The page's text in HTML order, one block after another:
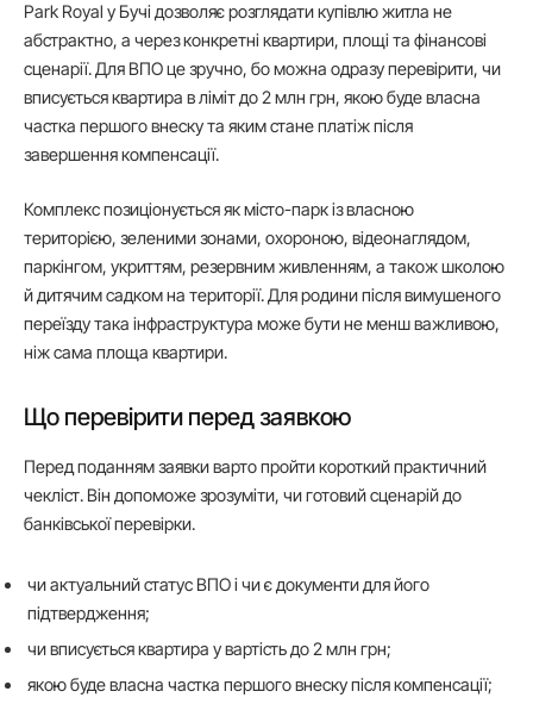
Park Royal у Бучі дозволяє розглядати купівлю житла не
абстрактно, а через конкретні квартири, площі та фінансові
сценарії. Для ВПО це зручно, бо можна одразу перевірити, чи
вписується квартира в ліміт до 2 млн грн, якою буде власна
частка першого внеску та яким стане платіж після
завершення компенсації.
Комплекс позиціонується як місто-парк із власною
територією, зеленими зонами, охороною, відеонаглядом,
паркінгом, укриттям, резервним живленням, а також школою
й дитячим садком на території. Для родини після вимушеного
переїзду така інфраструктура може бути не менш важливою,
ніж сама площа квартири.
Що перевірити перед заявкою
Перед поданням заявки варто пройти короткий практичний
чекліст. Він допоможе зрозуміти, чи готовий сценарій до
банківської перевірки.
чи актуальний статус ВПО і чи є документи для його
підтвердження;
чи вписується квартира у вартість до 2 млн грн;
якою буде власна частка першого внеску після компенсації;